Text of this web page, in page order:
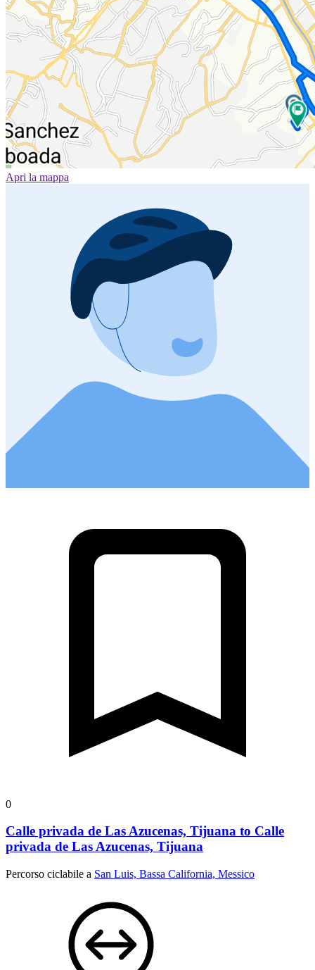
Apri la mappa
0
Calle privada de Las Azucenas, Tijuana to Calle
privada de Las Azucenas, Tijuana
Percorso ciclabile a San Luis, Bassa California, Messico